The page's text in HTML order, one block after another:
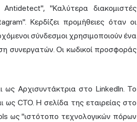
Antidetect", "Καλύτερα διακομιστές
Κερδίζει προμήθειες όταν οι
σύνδεσμοι χρησιμοποιούν ένα
συνεργατών. Οι κωδικοί προσφοράς
ως Αρχισυντάκτρια στο LinkedIn. Το
ως CTO. Η σελίδα της εταιρείας στο
ως "ιστότοπο τεχνολογικών πόρων